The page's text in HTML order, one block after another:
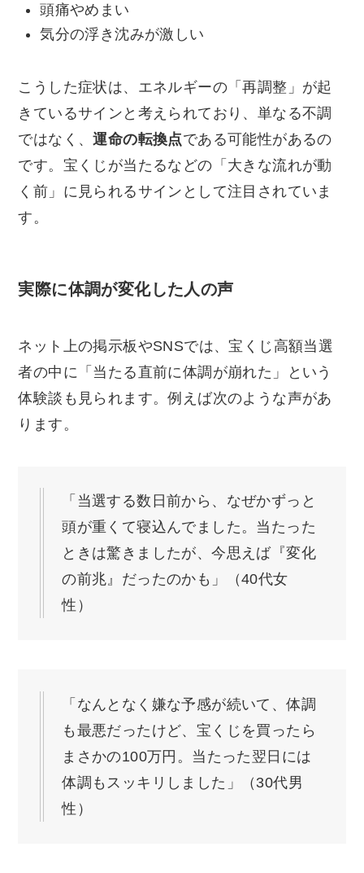
頭痛やめまい
気分の浮き沈みが激しい
こうした症状は、エネルギーの「再調整」が起
きているサインと考えられており、単なる不調
ではなく、運命の転換点である可能性があるの
です。宝くじが当たるなどの「大きな流れが動
く前」に見られるサインとして注目されていま
す。
実際に体調が変化した人の声
ネット上の掲示板やSNSでは、宝くじ高額当選
者の中に「当たる直前に体調が崩れた」という
体験談も見られます。例えば次のような声があ
ります。
「当選する数日前から、なぜかずっと
頭が重くて寝込んでました。当たった
ときは驚きましたが、今思えば『変化
の前兆』だったのかも」（40代女
性）
「なんとなく嫌な予感が続いて、体調
も最悪だったけど、宝くじを買ったら
まさかの100万円。当たった翌日には
体調もスッキリしました」（30代男
性）